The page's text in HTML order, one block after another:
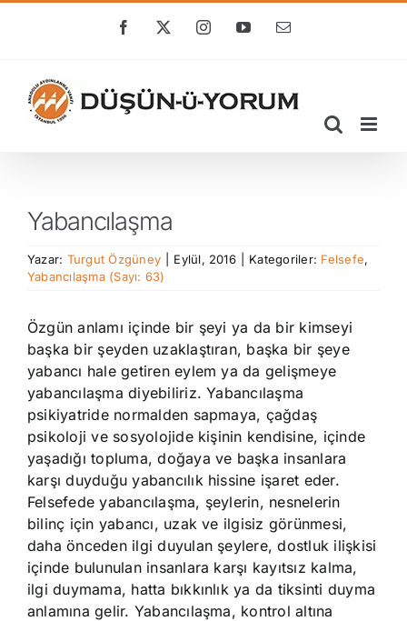
Facebook
X InstagramYouTube
E-
Yabancılaşma
Yazar: Turgut Özgüney Eylül, 2016 Kategoriler: Felsefe,
Yabancılaşma (Sayı: 63)
Özgün anlamı içinde bir şeyi ya da bir kimseyi
başka bir şeyden uzaklaştıran, başka bir şeye
yabancı hale getiren eylem ya da gelişmeye
yabancılaşma diyebiliriz. Yabancılaşma
psikiyatride normalden sapmaya, çağdaş
psikoloji ve sosyolojide kişinin kendisine, içinde
yaşadığı topluma, doğaya ve başka insanlara
karşı duyduğu yabancılık hissine işaret eder.
Felsefede yabancılaşma, şeylerin, nesnelerin
bilinç için yabancı, uzak ve ilgisiz görünmesi,
daha önceden ilgi duyulan şeylere, dostluk ilişkisi
içinde bulunulan insanlara karşı kayıtsız kalma,
ilgi duymama, hatta bıkkınlık ya da tiksinti duyma
anlamına gelir. Yabancılaşma, kontrol altına